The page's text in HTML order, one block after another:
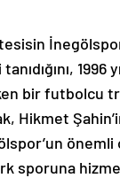
tesisin
1996
bir futbolcu
Hikmet
sporuna